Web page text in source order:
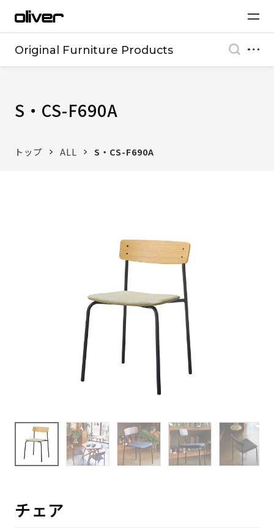
Original Furniture Products
S・CS-F690A
トップ ALL S・CS-F690A
チェア